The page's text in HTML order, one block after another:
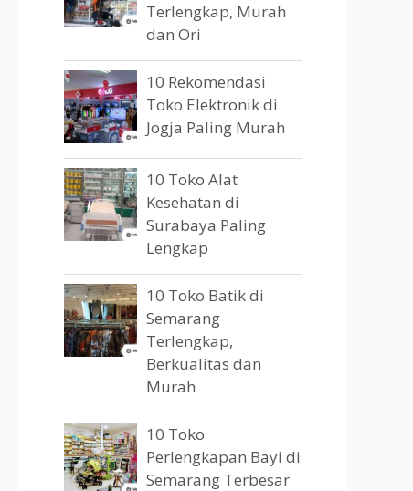
Terlengkap, Murah
dan Ori
10 Rekomendasi
Toko Elektronik di
Jogja Paling Murah
10 Toko Alat
Kesehatan di
Surabaya Paling
Lengkap
10 Toko Batik di
Semarang
Terlengkap,
Berkualitas dan
Murah
10 Toko
Perlengkapan Bayi di
Semarang Terbesar